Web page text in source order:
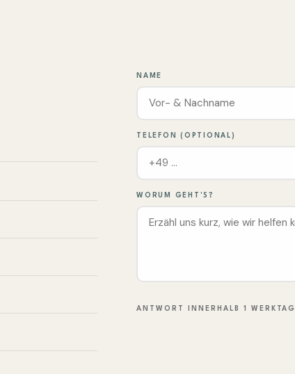
NAME
TELEFON (OPTIONAL)
WORUM GEHT'S?
ANTWORT INNERHALB 1 WERKTAG